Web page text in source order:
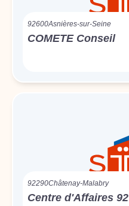
92600Asnières-sur-Seine
COMETE Conseil
92290Châtenay-Malabry
Centre d'Affaires 92